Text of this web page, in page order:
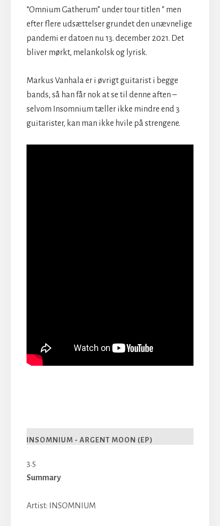
“Omnium Gatherum” under tour titlen ” men
efter flere udsættelser grundet den unævnelige
pandemi er datoen nu 13. december 2021. Det
bliver mørkt, melankolsk og lyrisk.
Markus Vanhala er i øvrigt guitarist i begge
bands, så han får nok at se til denne aften –
selvom Insomnium tæller ikke mindre end 3
guitarister, kan man ikke hvile på strengene.
INSOMNIUM - ARGENT MOON (EP)
3.5
Summary
Artist: INSOMNIUM